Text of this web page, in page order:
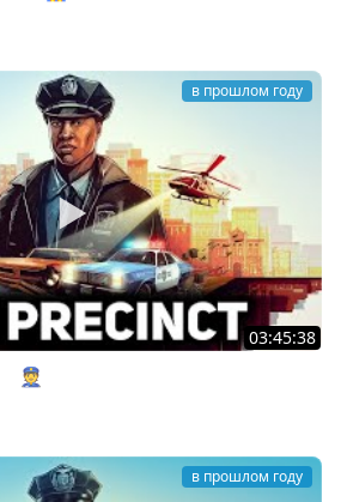
в прошлом году
03:45:38
👮 The Precinct [PC 2025] #2
в прошлом году